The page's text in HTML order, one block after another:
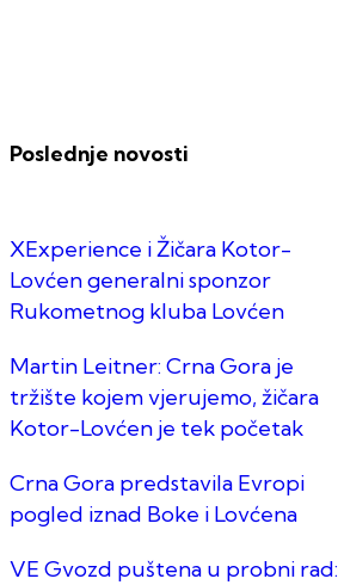
Poslednje novosti
XExperience i Žičara Kotor-
Lovćen generalni sponzor
Rukometnog kluba Lovćen
Martin Leitner: Crna Gora je
tržište kojem vjerujemo, žičara
Kotor-Lovćen je tek početak
Crna Gora predstavila Evropi
pogled iznad Boke i Lovćena
VE Gvozd puštena u probni rad: